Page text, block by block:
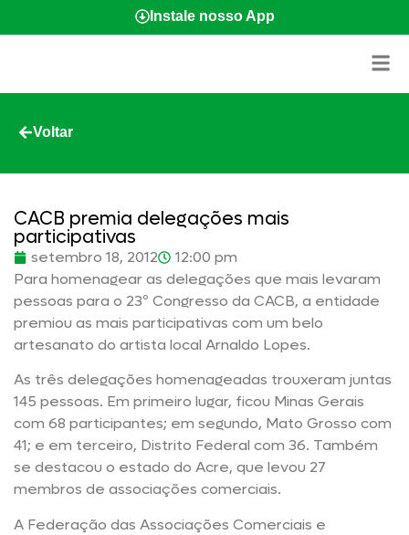
Instale nosso App
Voltar
CACB premia delegações mais
participativas
setembro 18, 2012
12:00 pm
Para homenagear as delegações que mais levaram
pessoas para o 23º Congresso da CACB, a entidade
premiou as mais participativas com um belo
artesanato do artista local Arnaldo Lopes.
As três delegações homenageadas trouxeram juntas
145 pessoas. Em primeiro lugar, ficou Minas Gerais
com 68 participantes; em segundo, Mato Grosso com
41; e em terceiro, Distrito Federal com 36. Também
se destacou o estado do Acre, que levou 27
membros de associações comerciais.
A Federação das Associações Comerciais e